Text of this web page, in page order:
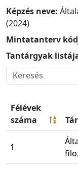
Képzés neve:
(2024)
Mintatanterv
Tantárgyak
Félévek
száma
1